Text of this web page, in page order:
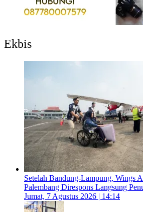
Ekbis
Setelah Bandung-Lampung, Wings
Palembang Direspons Langsung
Jumat, 7 Agustus 2026 | 14:14